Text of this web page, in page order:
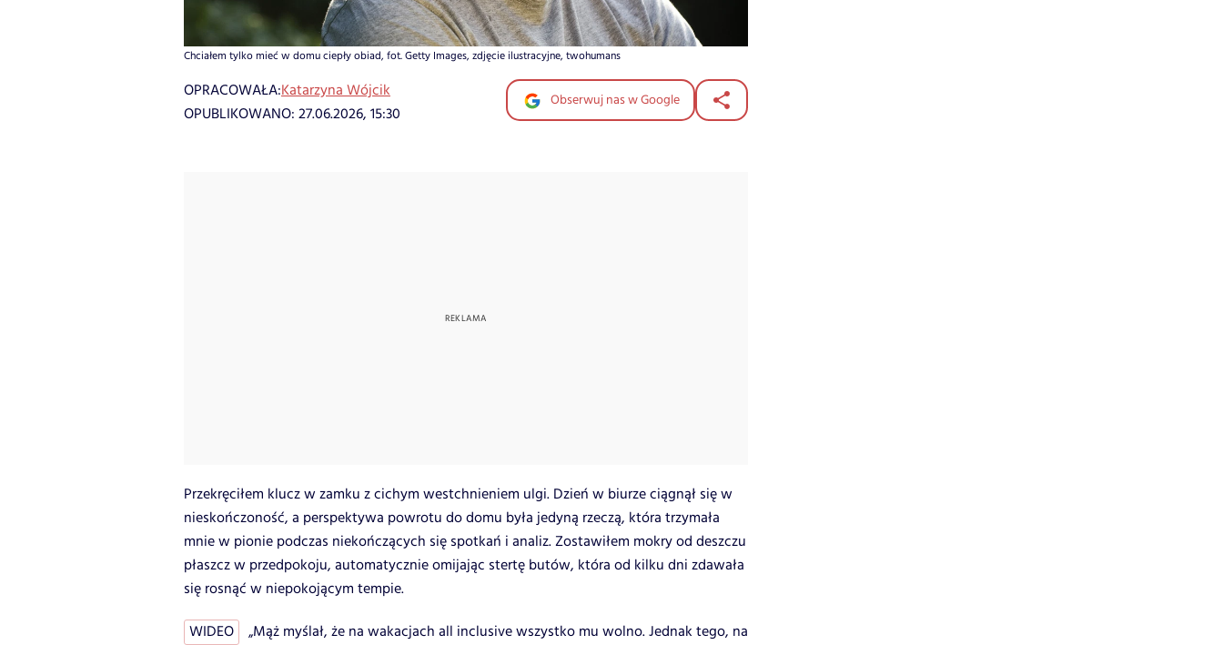
Chciałem tylko mieć w domu ciepły obiad, fot. Getty Images, zdjęcie ilustracyjne, twohumans
OPRACOWAŁA:Katarzyna Wójcik
OPUBLIKOWANO: 27.06.2026, 15:30
Obserwuj nas w Google
Przekręciłem klucz w zamku z cichym westchnieniem ulgi. Dzień w biurze ciągnął się w
nieskończoność, a perspektywa powrotu do domu była jedyną rzeczą, która trzymała
mnie w pionie podczas niekończących się spotkań i analiz. Zostawiłem mokry od deszczu
płaszcz w przedpokoju, automatycznie omijając stertę butów, która od kilku dni zdawała
się rosnąć w niepokojącym tempie.
WIDEO
„Mąż myślał, że na wakacjach all inclusive wszystko mu wolno. Jednak tego, na